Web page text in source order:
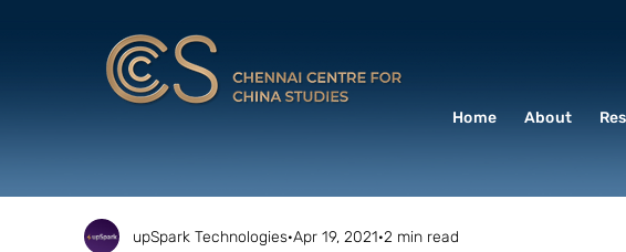
Home About
upSpark Technologies Apr 19, 2021 2 min read